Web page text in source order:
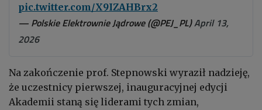
pic.twitter.com/X9IZAHBrx2
— Polskie Elektrownie Jądrowe (@PEJ_PL)April 13,
2026
Na zakończenie prof. Stepnowski wyraził nadzieję,
że uczestnicy pierwszej, inauguracyjnej edycji
Akademii staną się liderami tych zmian,